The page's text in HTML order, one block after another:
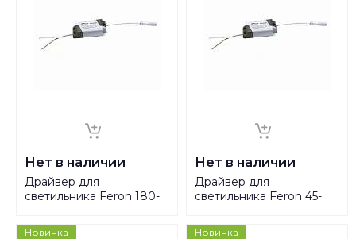
Нет в наличии
Драйвер для
светильника Feron 180-
0,14A LB366 41754
Нет в наличии
Драйвер для
светильника Feron 45-
LB360 41748
Новинка Новинка